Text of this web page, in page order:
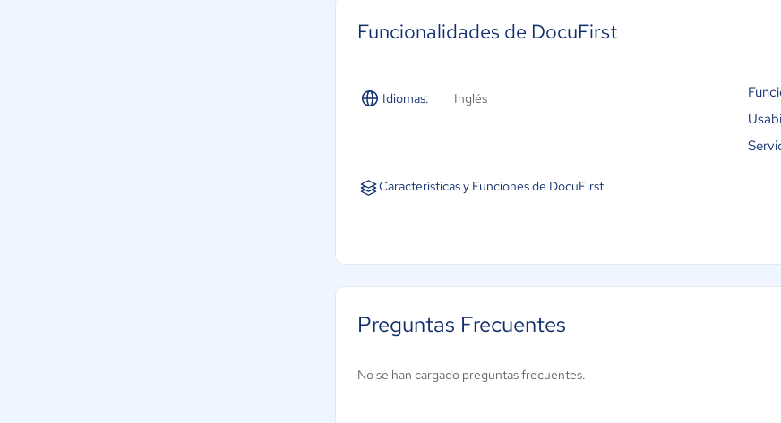
Funcionalidades de DocuFirst
Idiomas: Inglés
Características y Funciones de DocuFirst
Preguntas Frecuentes
No se han cargado preguntas frecuentes.